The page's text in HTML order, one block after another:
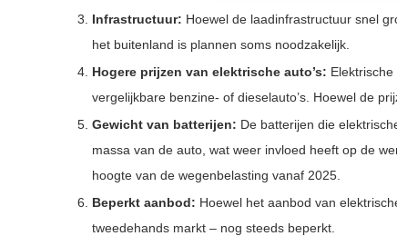
Infrastructuur: Hoewel de laadinfrastructuur snel
het buitenland is plannen soms noodzakelijk.
Hogere prijzen van elektrische auto’s:
vergelijkbare benzine- of dieselauto’s. Hoewel de
Gewicht van batterijen: De batterijen die
massa van de auto, wat weer invloed heeft op de
hoogte van de wegenbelasting vanaf 2025.
Beperkt aanbod: Hoewel het aanbod van
tweedehands markt – nog steeds beperkt.